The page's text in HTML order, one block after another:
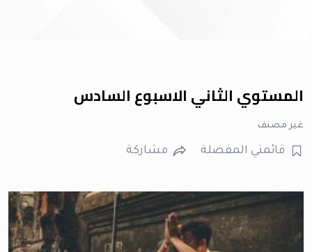
المستوي الثاني الاسبوع السادس
غير مصنف
قائمتي المفضلة مشاركة